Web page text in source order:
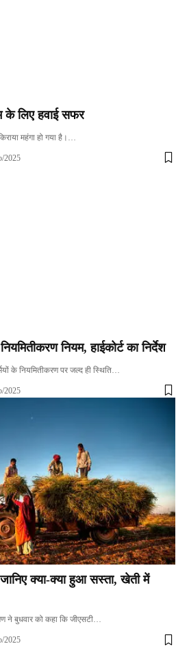
के लिए हवाई सफर
महंगा हो गया है।…
2025
नियम, हाईकोर्ट का निर्देश
के नियमितीकरण पर जल्द ही स्थिति…
2025
क्या-क्या हुआ सस्ता, खेती में
ने बुधवार को कहा कि जीएसटी…
2025